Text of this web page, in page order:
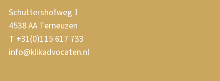
Schuttershofweg 1
4538 AA Terneuzen
T +31(0)115 617 733
info@klikadvocaten.nl